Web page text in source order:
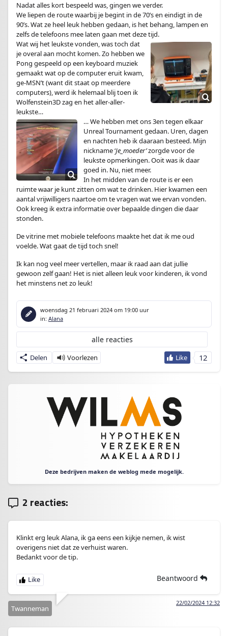
Nadat alles kort bespeeld was, gingen we verder.
We liepen de route waarbij je begint in de 70’s en eindigt in de
90’s. Wat ze heel leuk hebben gedaan, is het behang, lampen en
zelfs de telefoons mee laten gaan met deze tijd.
Wat wij het leukste vonden, was toch dat
je overal aan mocht komen. Zo hebben we
Pong gespeeld op een keyboard muziek
gemaakt wat op de computer eruit kwam,
ge-MSN’t (want dit staat op meerdere
computers), werd ik helemaal blij toen ik
Wolfenstein3D zag en het aller-aller-
leukste…
… We hebben met ons 3en tegen elkaar
Unreal Tournament gedaan. Uren, dagen
en nachten heb ik daaraan besteed. Mijn
nickname ‘Je_moeder’zorgde voor de
leukste opmerkingen. Ooit was ik daar
goed in. Nu, niet meer.
In het midden van de route is er een
ruimte waar je kunt zitten om wat te drinken. Hier kwamen een
aantal vrijwilligers naartoe om te vragen wat we ervan vonden.
Ook kreeg ik extra informatie over bepaalde dingen die daar
stonden.
De vitrine met mobiele telefoons maakte het dat ik me oud
voelde. Wat gaat de tijd toch snel!
Ik kan nog veel meer vertellen, maar ik raad aan dat jullie
gewoon zelf gaan! Het is niet alleen leuk voor kinderen, ik vond
het minstens net zo leuk!
woensdag 21 februari 2024 om 19:00 uur
in: Alana
12
Delen
alle reacties
Deze bedrijven maken de weblog mede mogelijk.
2 reacties:
Klinkt erg leuk Alana, ik ga eens een kijkje nemen, ik wist
overigens niet dat ze verhuist waren.
Bedankt voor de tip.
Beantwoord
22/02/2024 12:32
Twanneman